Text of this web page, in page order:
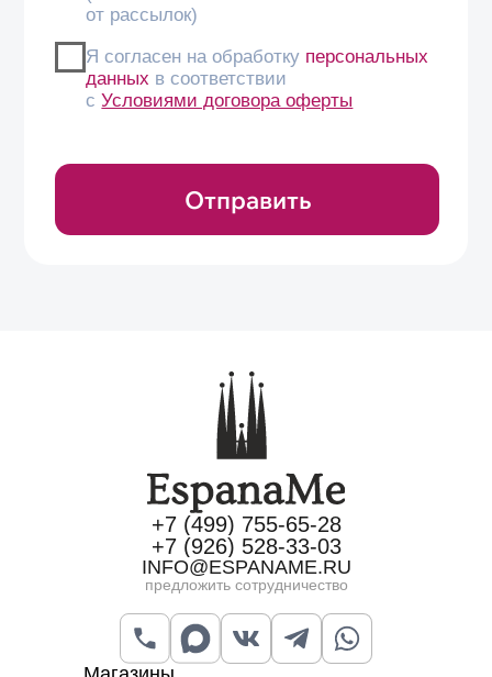
+7 (499) 755-65-28
+7 (926) 528-33-03
INFO@ESPANAME.RU
предложить сотрудничество